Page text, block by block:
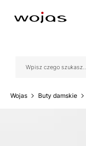
Wojas Buty damskie